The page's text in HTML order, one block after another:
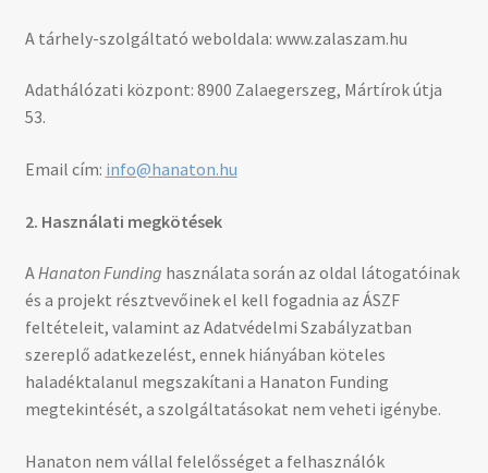
A tárhely-szolgáltató weboldala: www.zalaszam.hu
Adathálózati központ: 8900 Zalaegerszeg, Mártírok útja
53.
Email cím: info@hanaton.hu
2. Használati megkötések
AHanaton Funding használata során az oldal látogatóinak
és a projekt résztvevőinek el kell fogadnia az ÁSZF
feltételeit, valamint az Adatvédelmi Szabályzatban
szereplő adatkezelést, ennek hiányában köteles
haladéktalanul megszakítani a Hanaton Funding
megtekintését, a szolgáltatásokat nem veheti igénybe.
Hanaton nem vállal felelősséget a felhasználók